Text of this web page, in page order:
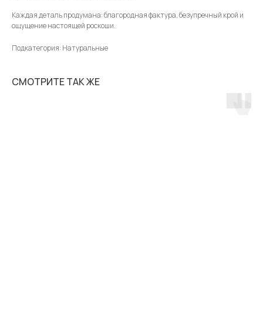
Каждая деталь продумана: благородная фактура, безупречный крой и
ощущение настоящей роскоши.
Подкатегория: Натуральные
СМОТРИТЕ ТАК ЖЕ